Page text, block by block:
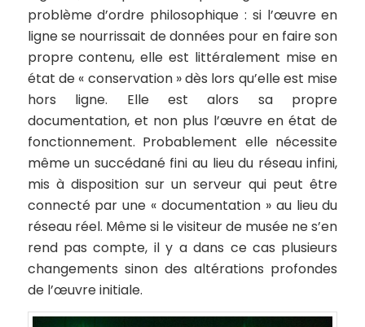
problème d’ordre philosophique : si l’œuvre en
ligne se nourrissait de données pour en faire son
propre contenu, elle est littéralement mise en
état de « conservation » dès lors qu’elle est mise
hors ligne. Elle est alors sa propre
documentation, et non plus l’œuvre en état de
fonctionnement. Probablement elle nécessite
même un succédané fini au lieu du réseau infini,
mis à disposition sur un serveur qui peut être
connecté par une « documentation » au lieu du
réseau réel. Même si le visiteur de musée ne s’en
rend pas compte, il y a dans ce cas plusieurs
changements sinon des altérations profondes
de l’œuvre initiale.